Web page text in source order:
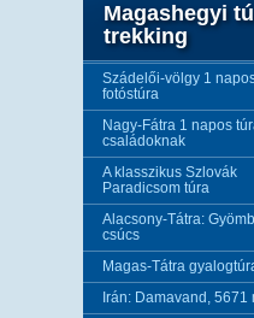
Magashegyi
trekking
Szádelői-völgy 1
fotóstúra
Nagy-Fátra 1 napos
családoknak
A klasszikus Szlovák
Paradicsom túra
Alacsony-Tátra:
csúcs
Magas-Tátra
Irán: Damavand, 5671